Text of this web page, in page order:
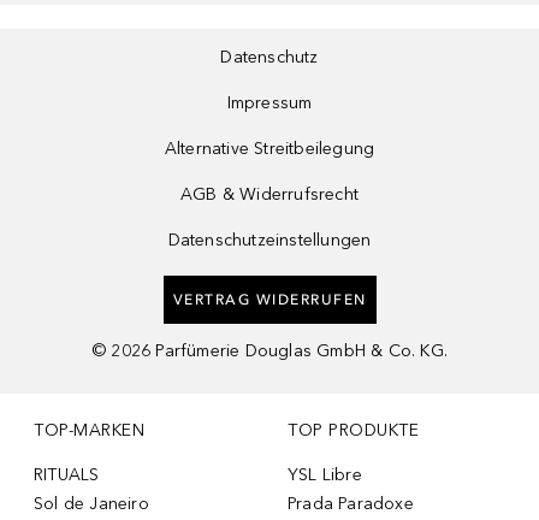
Datenschutz
Impressum
Alternative Streitbeilegung
AGB & Widerrufsrecht
Datenschutzeinstellungen
VERTRAG WIDERRUFEN
© 2026 Parfümerie Douglas GmbH & Co. KG.
TOP-MARKEN
RITUALS
Sol de Janeiro
TOP PRODUKTE
YSL Libre
Prada Paradoxe